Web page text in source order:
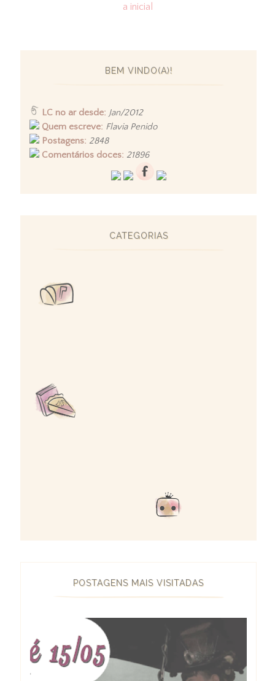
a inicial
BEM VINDO(A)!
LC no ar desde: Jan/2012
Quem escreve: Flavia Penido
Postagens: 2848
Comentários doces: 21896
CATEGORIAS
POSTAGENS MAIS VISITADAS